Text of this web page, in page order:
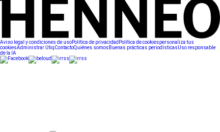
Aviso legal y condiciones de usoPolítica de privacidad Política de cookiespersonaliza tus
cookiesAdministrar UtiqContactoQuiénes somos Buenas prácticas periodísticasUso responsable
de la IA